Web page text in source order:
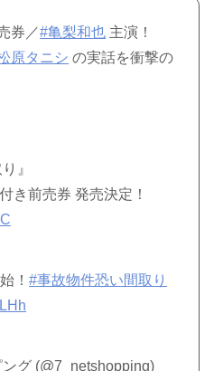
券／#亀梨和也 主演！
原タニシ の実話を衝撃の
』
き前売券 発売決定！
！#事故物件恐い間取り
グ (@7_netshopping)